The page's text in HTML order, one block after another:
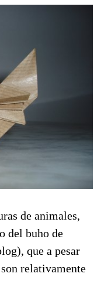
de animales,
del buho de
que a pesar
relativamente